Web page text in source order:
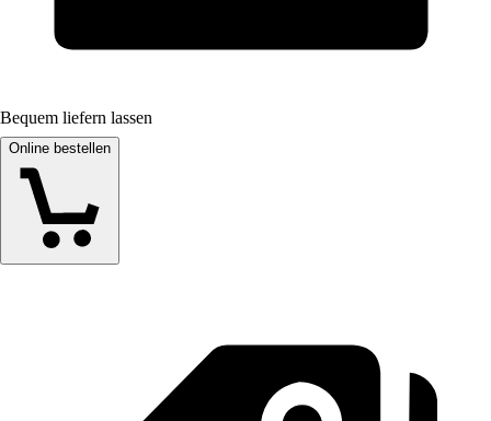
Bequem liefern lassen
Online bestellen